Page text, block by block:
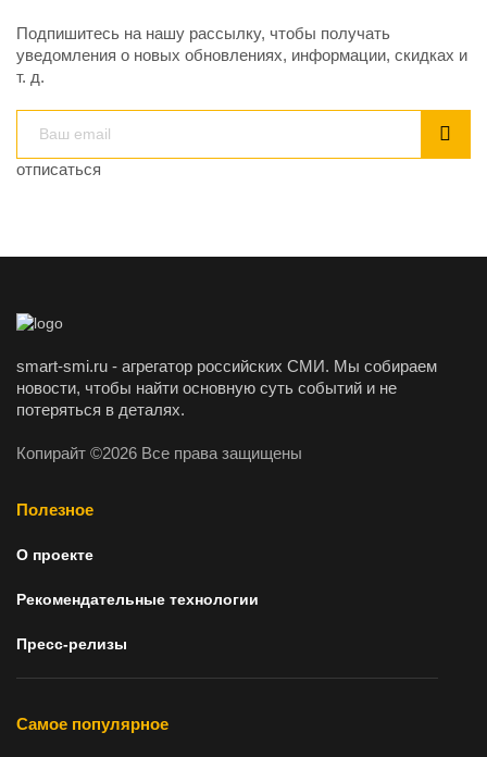
Подпишитесь на нашу рассылку, чтобы получать
уведомления о новых обновлениях, информации, скидках и
т. д.
отписаться
smart-smi.ru - агрегатор российских СМИ. Мы собираем
новости, чтобы найти основную суть событий и не
потеряться в деталях.
Копирайт ©2026 Все права защищены
Полезное
О проекте
Рекомендательные технологии
Пресс-релизы
Самое популярное